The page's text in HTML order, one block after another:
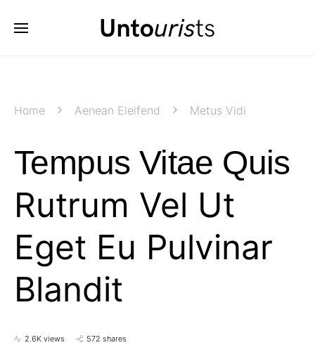
Home Aenean Eleifend Metus Vidi
Tempus Vitae Quis
Rutrum Vel Ut
Eget Eu Pulvinar
Blandit
2.6K views 572 shares